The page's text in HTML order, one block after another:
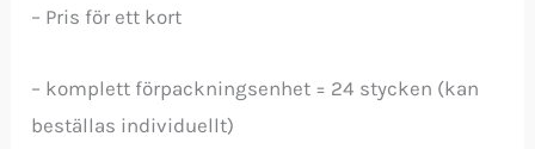
– Pris för ett kort
– komplett förpackningsenhet = 24 stycken (kan
beställas individuellt)